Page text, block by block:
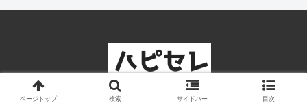
ページトップ 検索 サイドバー 目次